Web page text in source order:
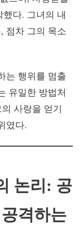
다. 그녀의 내
점차 그의 목소
는 행위를 멈출
유일한 방법처
사랑을 얻기
였다.
논리: 공
격하는